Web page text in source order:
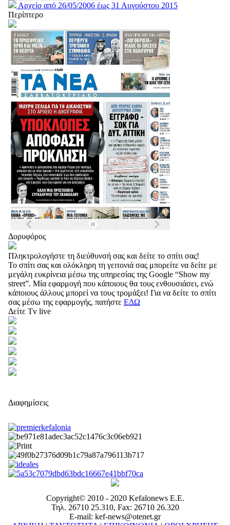
Αρχείο από 26/05/2006 έως 31 Αυγούστου 2015
Περίπτερο
Δορυφόρος
Πληκτρολογήστε τη διεύθυνσή σας και δείτε το σπίτι σας!
Το σπίτι σας και ολόκληρη τη γειτονιά σας μπορείτε να δείτε με
μεγάλη ευκρίνεια μέσω της υπηρεσίας της Google “Show my
street”. Μία εφαρμογή που κάποιους θα τους ενθουσιάσει, ενώ
κάποιους άλλους μπορεί να τους τρομάξει! Για να δείτε το σπίτι
σας μέσω της εφαρμογής, πατήστε ΕΔΩ
Δείτε Tv live
Διαφημίσεις
Copyright© 2010 - 2020 Kefalonews Ε.E.
Τηλ. 26710 25.310, Fax: 26710 26.320
E-mail: kef-news@otenet.gr